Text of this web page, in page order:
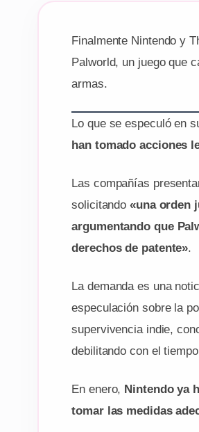
Finalmente Nintendo y
Palworld, un juego que
armas.
Lo que se especuló en
han tomado acciones
Las compañías
solicitando«una orden
argumentando que
derechos de patente».
La demanda es una
especulación sobre la
supervivencia indie,
debilitando con el
En enero, Nintendo ya
tomar las medidas